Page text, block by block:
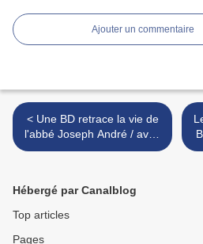
Ajouter un commentaire
< Une BD retrace la vie de
l'abbé Joseph André / avec
le dessin. Didgé
Hébergé par Canalblog
Top articles
Pages